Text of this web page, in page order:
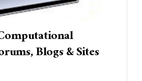
Blogs & Sites